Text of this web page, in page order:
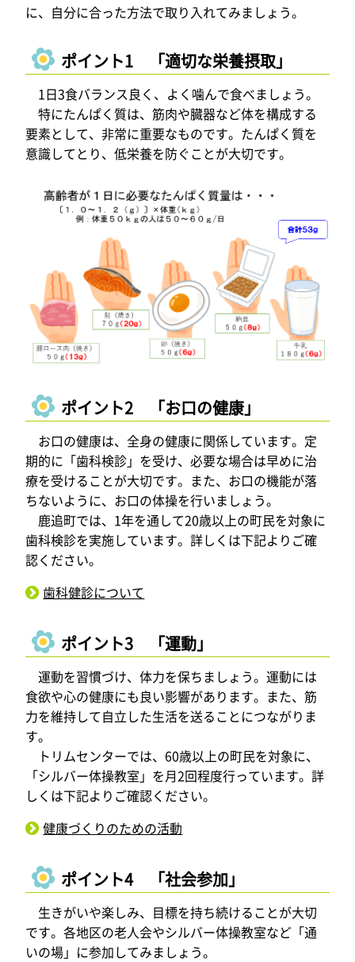
に、自分に合った方法で取り入れてみましょう。
ポイント1 「適切な栄養摂取」
1日3食バランス良く、よく噛んで食べましょう。
特にたんぱく質は、筋肉や臓器など体を構成する
要素として、非常に重要なものです。たんぱく質を
意識してとり、低栄養を防ぐことが大切です。
ポイント2 「お口の健康」
お口の健康は、全身の健康に関係しています。定
期的に「歯科検診」を受け、必要な場合は早めに治
療を受けることが大切です。また、お口の機能が落
ちないように、お口の体操を行いましょう。
鹿追町では、1年を通して20歳以上の町民を対象に
歯科検診を実施しています。詳しくは下記よりご確
認ください。
歯科健診について
ポイント3 「運動」
運動を習慣づけ、体力を保ちましょう。運動には
食欲や心の健康にも良い影響があります。また、筋
力を維持して自立した生活を送ることにつながりま
す。
トリムセンターでは、60歳以上の町民を対象に、
「シルバー体操教室」を月2回程度行っています。詳
しくは下記よりご確認ください。
健康づくりのための活動
ポイント4 「社会参加」
生きがいや楽しみ、目標を持ち続けることが大切
です。各地区の老人会やシルバー体操教室など「通
いの場」に参加してみましょう。